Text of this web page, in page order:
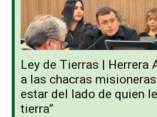
Ley de Tierras | Herrera
a las chacras
estar del lado de quien
tierra”